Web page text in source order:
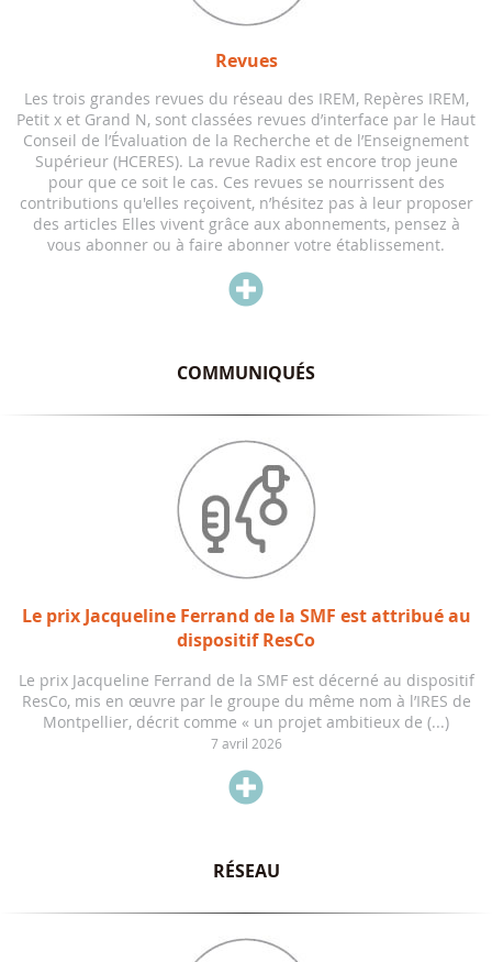
Revues
Les trois grandes revues du réseau des IREM, Repères IREM,
Petit x et Grand N, sont classées revues d’interface par le Haut
Conseil de l’Évaluation de la Recherche et de l’Enseignement
Supérieur (HCERES). La revue Radix est encore trop jeune
pour que ce soit le cas. Ces revues se nourrissent des
contributions qu'elles reçoivent, n’hésitez pas à leur proposer
des articles Elles vivent grâce aux abonnements, pensez à
vous abonner ou à faire abonner votre établissement.

COMMUNIQUÉS
Le prix Jacqueline Ferrand de la SMF est attribué au
dispositif ResCo
Le prix Jacqueline Ferrand de la SMF est décerné au dispositif
ResCo, mis en œuvre par le groupe du même nom à l’IRES de
Montpellier, décrit comme « un projet ambitieux de (...)
7 avril 2026

RÉSEAU